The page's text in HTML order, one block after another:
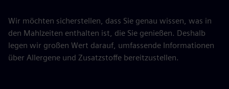
Wir möchten sicherstellen, dass Sie genau wissen, was in
den Mahlzeiten enthalten ist, die Sie genießen. Deshalb
legen wir großen Wert darauf, umfassende Informationen
über Allergene und Zusatzstoffe bereitzustellen.